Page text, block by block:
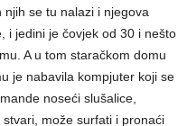
se tu nalazi i njegova
i jedini je čovjek od 30 i nešto
A u tom staračkom domu
je nabavila kompjuter koji se
noseći slušalice,
može surfati i pronaći